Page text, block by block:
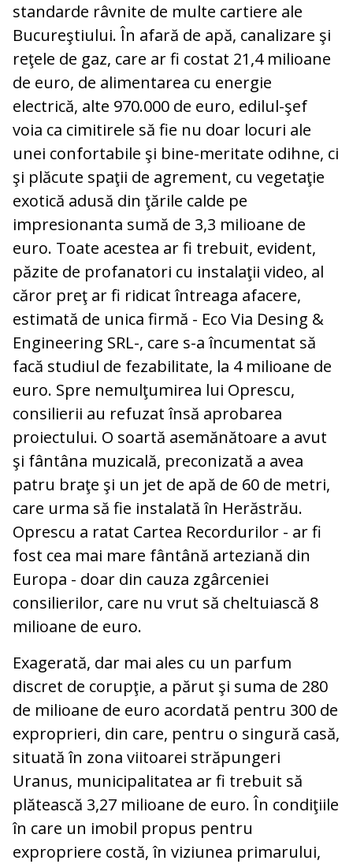
standarde râvnite de multe cartiere ale
Bucureştiului. În afară de apă, canalizare şi
reţele de gaz, care ar fi costat 21,4 milioane
de euro, de alimentarea cu energie
electrică, alte 970.000 de euro, edilul-şef
voia ca cimitirele să fie nu doar locuri ale
unei confortabile şi bine-meritate odihne, ci
şi plăcute spaţii de agrement, cu vegetaţie
exotică adusă din ţările calde pe
impresionanta sumă de 3,3 milioane de
euro. Toate acestea ar fi trebuit, evident,
păzite de profanatori cu instalaţii video, al
căror preţ ar fi ridicat întreaga afacere,
estimată de unica firmă - Eco Via Desing &
Engineering SRL-, care s-a încumentat să
facă studiul de fezabilitate, la 4 milioane de
euro. Spre nemulţumirea lui Oprescu,
consilierii au refuzat însă aprobarea
proiectului. O soartă asemănătoare a avut
şi fântâna muzicală, preconizată a avea
patru braţe şi un jet de apă de 60 de metri,
care urma să fie instalată în Herăstrău.
Oprescu a ratat Cartea Recordurilor - ar fi
fost cea mai mare fântână arteziană din
Europa - doar din cauza zgârceniei
consilierilor, care nu vrut să cheltuiască 8
milioane de euro.
Exagerată, dar mai ales cu un parfum
discret de corupţie, a părut şi suma de 280
de milioane de euro acordată pentru 300 de
exproprieri, din care, pentru o singură casă,
situată în zona viitoarei străpungeri
Uranus, municipalitatea ar fi trebuit să
plătească 3,27 milioane de euro. În condiţiile
în care un imobil propus pentru
expropriere costă, în viziunea primarului,